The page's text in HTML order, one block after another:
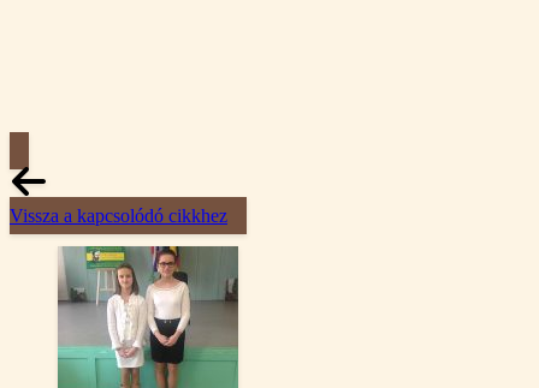
Vissza a kapcsolódó cikkhez